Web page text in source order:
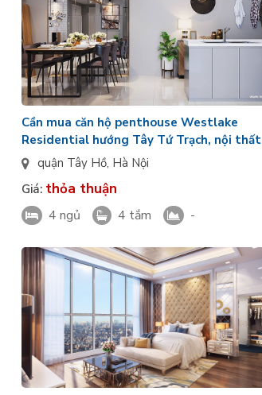
Cần mua căn hộ penthouse Westlake
Residential hướng Tây Tứ Trạch, nội thất
cao cấp
quận Tây Hồ, Hà Nội
Giá: thỏa thuận
4 ngủ 4 tắm -